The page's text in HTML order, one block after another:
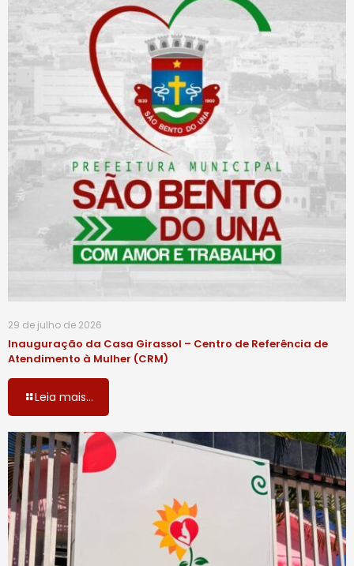
29 de julho de 2026
Inauguração da Casa Girassol – Centro de Referência de
Atendimento à Mulher (CRM)
Leia mais...